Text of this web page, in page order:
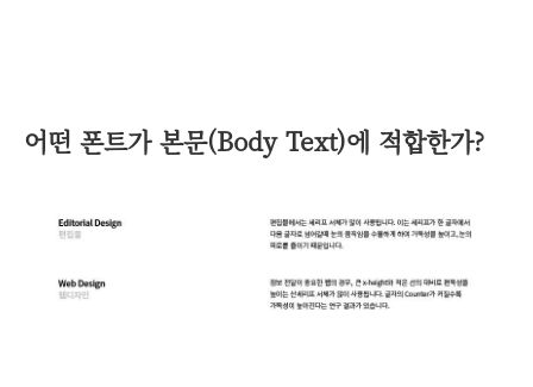
어떤 폰트가 본문(Body Text)에 적합한가?